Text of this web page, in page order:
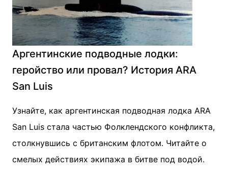
Аргентинские подводные лодки:
геройство или провал? История ARA
San Luis
Узнайте, как аргентинская подводная лодка ARA
San Luis стала частью Фолклендского конфликта,
столкнувшись с британским флотом. Читайте о
смелых действиях экипажа в битве под водой.